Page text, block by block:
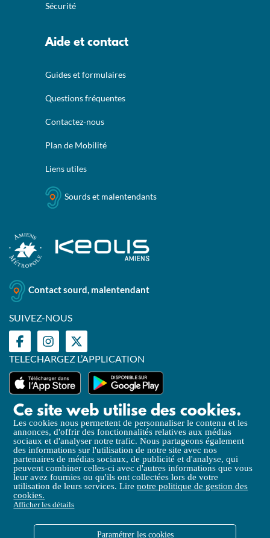
Ce site web utilise des cookies.
Les cookies nous permettent de personnaliser le contenu et les
annonces, d'offrir des fonctionnalités relatives aux médias
sociaux et d'analyser notre trafic. Nous partageons également
des informations sur l'utilisation de notre site avec nos
partenaires de médias sociaux, de publicité et d'analyse, qui
peuvent combiner celles-ci avec d'autres informations que vous
leur avez fournies ou qu'ils ont collectées lors de votre
utilisation de leurs services. Lirenotre politique de gestion des
cookies.
Afficher les détails
Paramétrer les cookies
Sécurité
Aide et contact
Guides et formulaires
Questions fréquentes
Contactez-nous
Plan de Mobilité
Liens utiles
Sourds et malentendants
Contact sourd, malentendant
SUIVEZ-NOUS
TELECHARGEZ L’APPLICATION
Mentions légales
Politique de Confidentialité
Politique de gestion des cookies
Accessibilité (partielle)